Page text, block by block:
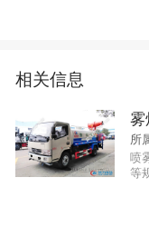
冲、后洒、侧喷、
组，城市环保除尘
炮车，降尘效果好
抑尘车去哪买。
一、抑尘车性能概
相关信息
雾
所
喷
等